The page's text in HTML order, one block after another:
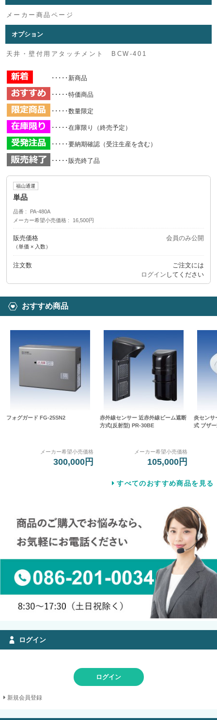
メーカー商品ページ
オプション
天井・壁付用アタッチメント BCW-401
･････新商品
･････特価商品
･････数量限定
･････在庫限り（終売予定）
･････要納期確認（受注生産を含む）
･････販売終了品
福山通運
単品
品番
PA-480A
メーカー希望小売価格
16,500円
販売価格
（単価 × 入数）
会員のみ公開
注文数
ご注文には
ログイン してください
おすすめ商品
フォグガード FG-25SN2
メーカー希望小売価格
300,000円
赤外線センサー 近赤外線ビーム遮断
方式(反射型) PR-30BE
メーカー希望小売価格
105,000円
炎センサ
式 ブザ
すべてのおすすめ商品を見る
ログイン
ログイン
新規会員登録